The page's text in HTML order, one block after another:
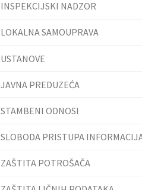
INSPEKCIJSKI NADZOR
LOKALNA SAMOUPRAVA
USTANOVE
JAVNA PREDUZEĆA
STAMBENI ODNOSI
SLOBODA PRISTUPA
ZAŠTITA POTROŠAČA